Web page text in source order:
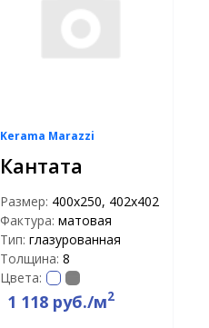
Kerama Marazzi
Кантата
Размер: 400х250, 402х402
Фактура: матовая
Тип: глазурованная
Толщина: 8
Цвета:
1 118 руб./м2